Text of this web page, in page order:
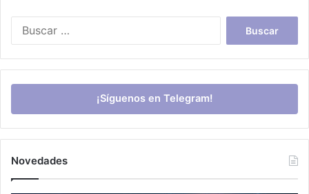
¡Síguenos en Telegram!
Novedades